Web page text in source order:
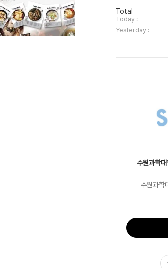
방
문
자
수
Total
Today :
Yesterday :
수원과학
수원과학